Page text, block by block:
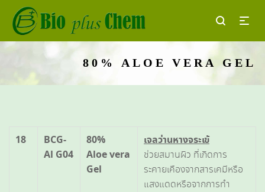
80% ALOE VERA GEL
18
BCG-
Al G04
80%
Aloe vera
Gel
เจลว่านหางจระเข้
ช่วยสมานผิว ที่เกิดการ
ระคายเคืองจากสารเคมีหรือ
แสงแดดหรือจากการทำ